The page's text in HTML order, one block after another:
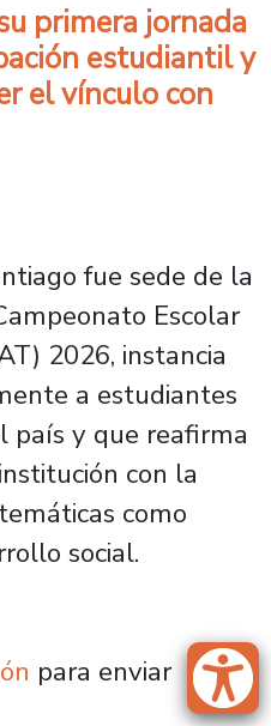
primera jornada
estudiantil y
el vínculo con
fue sede de la
Escolar
2026, instancia
a estudiantes
país y que reafirma
con la
como
social.
2026 inicia su
para enviar